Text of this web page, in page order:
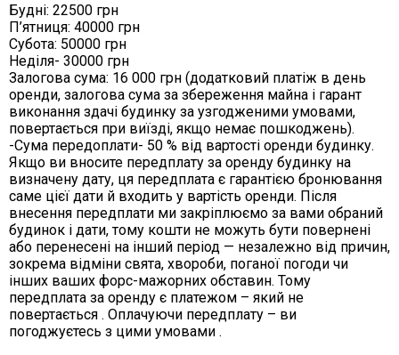
Будні: 22500 грн
П’ятниця: 40000 грн
Субота: 50000 грн
Неділя- 30000 грн
Залогова сума: 16 000 грн (додатковий платіж в день
оренди, залогова сума за збереження майна і гарант
виконання здачі будинку за узгодженими умовами,
повертається при виїзді, якщо немає пошкоджень).
-Cума передоплати- 50 % від вартості оренди будинку.
Якщо ви вносите передплату за оренду будинку на
визначену дату, ця передплата є гарантією бронювання
саме цієї дати й входить у вартість оренди. Після
внесення передплати ми закріплюємо за вами обраний
будинок і дати, тому кошти не можуть бути повернені
або перенесені на інший період — незалежно від причин,
зокрема відміни свята, хвороби, поганої погоди чи
інших ваших форс-мажорних обставин. Тому
передплата за оренду є платежом – який не
повертається . Оплачуючи передплату – ви
погоджуєтесь з цими умовами .